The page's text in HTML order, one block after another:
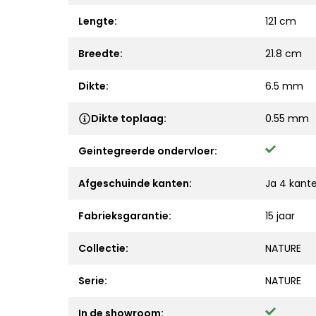
Lengte: 121 cm
Breedte: 21.8 cm
Dikte: 6.5 mm
Dikte toplaag: 0.55 mm
Geintegreerde ondervloer:
Afgeschuinde kanten: Ja 4
Fabrieksgarantie: 15 jaar
Collectie: NATURE
Serie: NATURE
In de showroom: